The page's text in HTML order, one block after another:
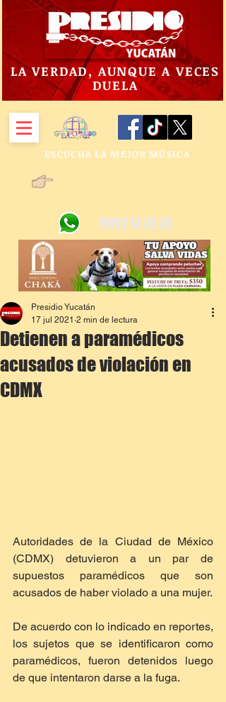
LA VERDAD, AUNQUE A VECES
DUELA
ESCUCHA LA MEJOR MÚSICA
9992 14 24 24
Detienen a paramédicos
acusados de violación en
CDMX
Presidio Yucatán
17 jul 2021 2 min de lectura
Autoridades de la Ciudad de México
(CDMX) detuvieron a un par de
supuestos paramédicos que son
acusados de haber violado a una mujer.
De acuerdo con lo indicado en reportes,
los sujetos que se identificaron como
paramédicos, fueron detenidos luego
de que intentaron darse a la fuga.